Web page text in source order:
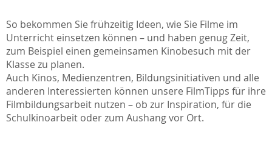
So bekommen Sie frühzeitig Ideen, wie Sie Filme im
Unterricht einsetzen können – und haben genug Zeit,
zum Beispiel einen gemeinsamen Kinobesuch mit der
Klasse zu planen.
Auch Kinos, Medienzentren, Bildungsinitiativen und alle
anderen Interessierten können unsere FilmTipps für ihre
Filmbildungsarbeit nutzen – ob zur Inspiration, für die
Schulkinoarbeit oder zum Aushang vor Ort.